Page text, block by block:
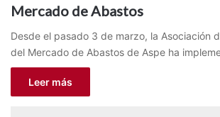
Mercado de Abastos
Desde el pasado 3 de marzo, la Asociación
del Mercado de Abastos de Aspe ha
Leer más